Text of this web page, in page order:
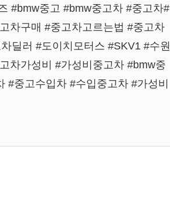
#bmw중고 #bmw중고차 #중고차#
차구매 #중고차고르는법 #중고차
딜러 #도이치모터스 #SKV1 #수원
차가성비 #가성비중고차 #bmw중
중고수입차 #수입중고차 #가성비